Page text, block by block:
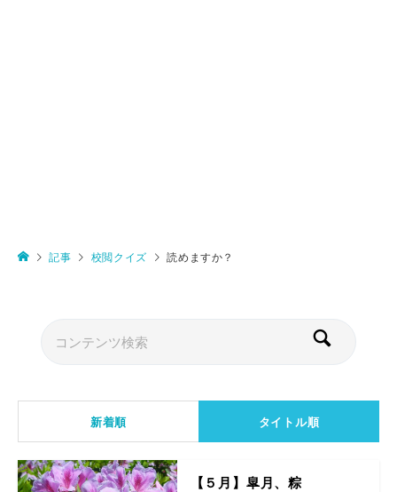
記事 校閲クイズ 読めますか？
新着順 タイトル順
【５月】皐月、粽